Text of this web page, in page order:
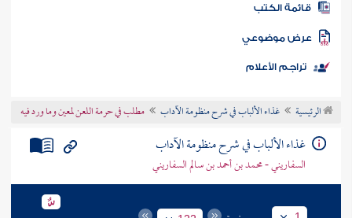
المكتبة
الكتب
موضوعي
تراجم الأعلام
الرئيسية غذاء الألباب في شرح منظومة الآداب مطلب في حرمة اللعن لمعين وما ورد فيه
غذاء الألباب في شرح منظومة الآداب
السفاريني - محمد بن أحمد بن سالم السفاريني